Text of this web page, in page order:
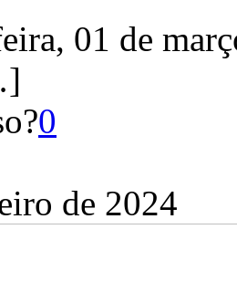
01 de
0
de 2024